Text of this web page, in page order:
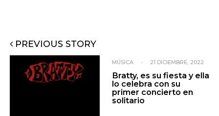
PREVIOUS STORY
MÚSICA • 21 DICIEMBRE, 2022
Bratty, es su fiesta y ella
lo celebra con su
primer concierto en
solitario